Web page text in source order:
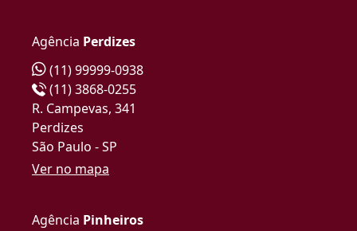
Agência Perdizes
(11) 99999-0938
(11) 3868-0255
R. Campevas, 341
Perdizes
São Paulo - SP
Ver no mapa
Agência Pinheiros